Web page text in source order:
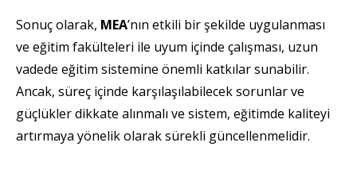
Sonuç olarak, MEA’nın etkili bir şekilde uygulanması
ve eğitim fakülteleri ile uyum içinde çalışması, uzun
vadede eğitim sistemine önemli katkılar sunabilir.
Ancak, süreç içinde karşılaşılabilecek sorunlar ve
güçlükler dikkate alınmalı ve sistem, eğitimde kaliteyi
artırmaya yönelik olarak sürekli güncellenmelidir.